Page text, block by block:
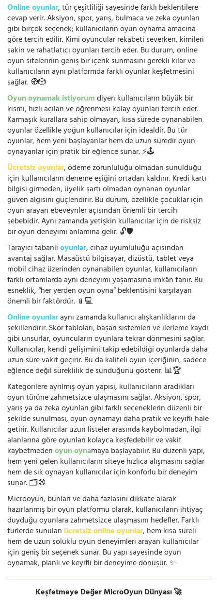
Online oyunlar, tür çeşitliliği sayesinde farklı beklentilere
cevap verir. Aksiyon, spor, yarış, bulmaca ve zeka oyunları
gibi birçok seçenek; kullanıcıların oyun oynama amacına
göre tercih edilir. Kimi oyuncular rekabeti severken, kimileri
sakin ve rahatlatıcı oyunları tercih eder. Bu durum, online
oyun sitelerinin geniş bir içerik sunmasını gerekli kılar ve
kullanıcıların aynı platformda farklı oyunlar keşfetmesini
sağlar. 🧭🎲
Oyun oynamak istiyorumdiyen kullanıcıların büyük bir
kısmı, hızlı açılan ve öğrenmesi kolay oyunları tercih eder.
Karmaşık kurallara sahip olmayan, kısa sürede oynanabilen
oyunlar özellikle yoğun kullanıcılar için idealdir. Bu tür
oyunlar, hem yeni başlayanlar hem de uzun süredir oyun
oynayanlar için pratik bir eğlence sunar. ⚡🕹️
Ücretsiz oyunlar, ödeme zorunluluğu olmadan sunulduğu
için kullanıcıların deneme eşiğini ortadan kaldırır. Kredi kartı
bilgisi girmeden, üyelik şartı olmadan oynanan oyunlar
güven algısını güçlendirir. Bu durum, özellikle çocuklar için
oyun arayan ebeveynler açısından önemli bir tercih
sebebidir. Aynı zamanda yetişkin kullanıcılar için de risksiz
bir oyun deneyimi anlamına gelir. 🔓🛡️
Tarayıcı tabanlıoyunlar, cihaz uyumluluğu açısından
avantaj sağlar. Masaüstü bilgisayar, dizüstü, tablet veya
mobil cihaz üzerinden oynanabilen oyunlar, kullanıcıların
farklı ortamlarda aynı deneyimi yaşamasına imkân tanır. Bu
esneklik, “her yerden oyun oyna” beklentisini karşılayan
önemli bir faktördür. 📱💻
Online oyunlaraynı zamanda kullanıcı alışkanlıklarını da
şekillendirir. Skor tabloları, başarı sistemleri ve ilerleme kaydı
gibi unsurlar, oyuncuların oyunlara tekrar dönmesini sağlar.
Kullanıcılar, kendi gelişimini takip edebildiği oyunlarda daha
uzun süre vakit geçirir. Bu da kaliteli oyun içeriğinin, sadece
eğlence değil süreklilik de sunduğunu gösterir. 📊🏆
Kategorilere ayrılmış oyun yapısı, kullanıcıların aradıkları
oyun türüne zahmetsizce ulaşmasını sağlar. Aksiyon, spor,
yarış ya da zeka oyunları gibi farklı seçeneklerin düzenli bir
şekilde sunulması, oyun oynamayı daha pratik ve keyifli hale
getirir. Kullanıcılar uzun listeler arasında kaybolmadan, ilgi
alanlarına göre oyunları kolayca keşfedebilir ve vakit
kaybetmedenoyun oynamaya başlayabilir. Bu düzenli yapı,
hem yeni gelen kullanıcıların siteye hızlıca alışmasını sağlar
hem de sık oynayan kullanıcılar için konforlu bir deneyim
sunar. 🗂️🧭
Microoyun, bunları ve daha fazlasını dikkate alarak
hazırlanmış bir oyun platformu olarak, kullanıcıların ihtiyaç
duyduğu oyunlara zahmetsizce ulaşmasını hedefler. Farklı
türlerde sunulan ücretsiz online oyunlar, hem kısa süreli
hem de uzun soluklu oyun deneyimleri arayan kullanıcılar
için geniş bir seçenek sunar. Bu yapı sayesinde oyun
oynamak, planlı ve keyifli bir deneyime dönüşür. ✨
Keşfetmeye Değer MicroOyun Dünyası 🚀